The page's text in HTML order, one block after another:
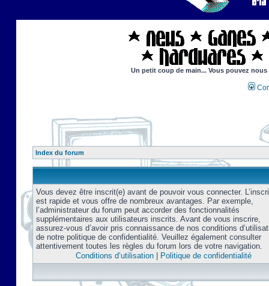
Un petit coup de main... Vous pouvez
Index du forum
Vous devez être inscrit(e) avant de pouvoir vous connecter.
est rapide et vous offre de nombreux avantages. Par exemple,
l’administrateur du forum peut accorder des fonctionnalités
supplémentaires aux utilisateurs inscrits. Avant de vous inscrire,
assurez-vous d’avoir pris connaissance de nos conditions
de notre politique de confidentialité. Veuillez également consulter
attentivement toutes les règles du forum lors de votre navigation.
Conditions d’utilisation| Politique de confidentialité